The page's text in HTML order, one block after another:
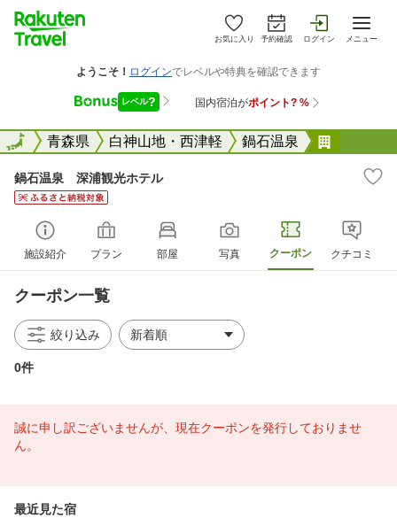
お気に入り 予約確認 ログイン メニュー
全国青森県 白神山地・西津軽 鍋石温泉
全国
鍋石温泉 深浦観光ホテル
施設紹介 プラン 部屋 写真 クーポン クチコミ
クーポン一覧
絞り込み
0件
誠に申し訳ございませんが、現在クーポンを発行しておりませ
ん。
最近見た宿